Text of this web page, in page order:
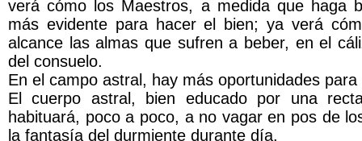
verá cómo los Maestros, a medida que haga
más evidente para hacer el bien; ya verá
alcance las almas que sufren a beber, en el
del consuelo.
En el campo astral, hay más oportunidades
El cuerpo astral, bien educado por una
habituará, poco a poco, a no vagar en pos de
la fantasía del durmiente durante día.